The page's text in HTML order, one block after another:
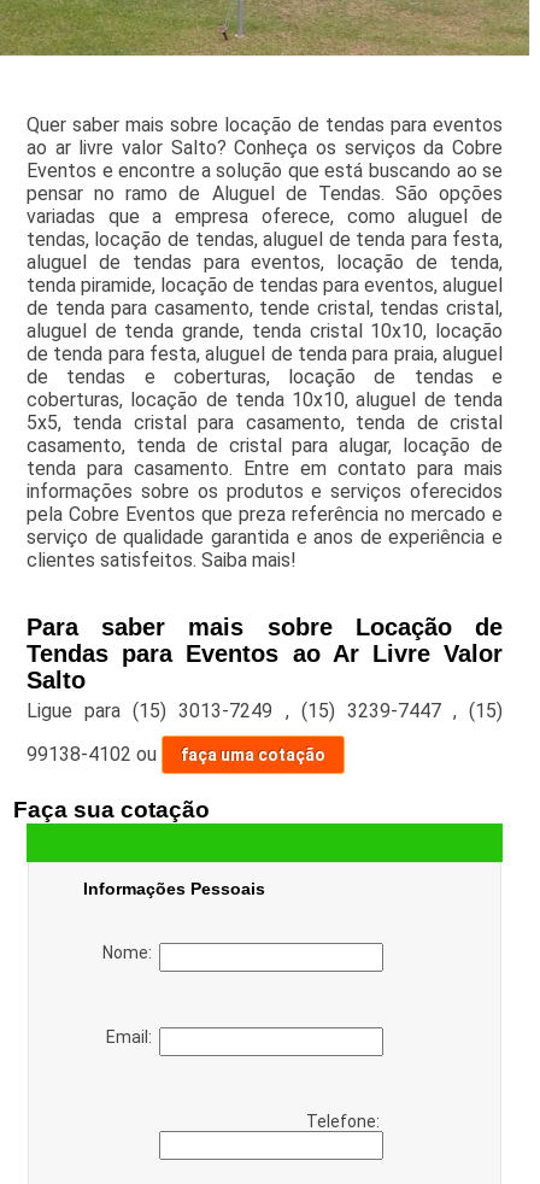
Quer saber mais sobre locação de tendas para eventos
ao ar livre valor Salto? Conheça os serviços da Cobre
Eventos e encontre a solução que está buscando ao se
pensar no ramo de Aluguel de Tendas. São opções
variadas que a empresa oferece, como aluguel de
tendas, locação de tendas, aluguel de tenda para festa,
aluguel de tendas para eventos, locação de tenda,
tenda piramide, locação de tendas para eventos, aluguel
de tenda para casamento, tende cristal, tendas cristal,
aluguel de tenda grande, tenda cristal 10x10, locação
de tenda para festa, aluguel de tenda para praia, aluguel
de tendas e coberturas, locação de tendas e
coberturas, locação de tenda 10x10, aluguel de tenda
5x5, tenda cristal para casamento, tenda de cristal
casamento, tenda de cristal para alugar, locação de
tenda para casamento. Entre em contato para mais
informações sobre os produtos e serviços oferecidos
pela Cobre Eventos que preza referência no mercado e
serviço de qualidade garantida e anos de experiência e
clientes satisfeitos. Saiba mais!
Para saber mais sobre Locação de
Tendas para Eventos ao Ar Livre Valor
Salto
Ligue para(15) 3013-7249 , (15) 3239-7447 ,(15)
99138-4102 ou faça uma cotação
Faça sua cotação
Informações Pessoais
Nome:
Email:
Telefone: